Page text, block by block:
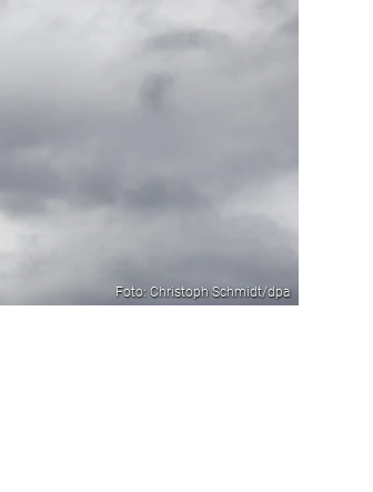
Foto: Christoph Schmidt/dpa